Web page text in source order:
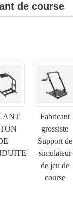
de course
Fabricant
grossiste
Support de
simulateur
de jeu de
course